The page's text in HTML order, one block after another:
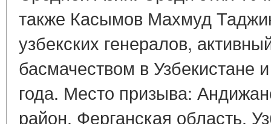
также Касымов Махмуд
узбекских генералов,
басмачеством в Узбекистане
года. Место призыва:
район, Ферганская область,